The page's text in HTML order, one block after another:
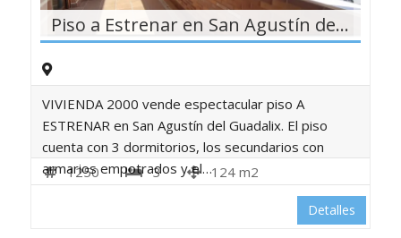
Piso a Estrenar en San Agustín del Guadalix
VIVIENDA 2000 vende espectacular piso A
ESTRENAR en San Agustín del Guadalix. El piso
cuenta con 3 dormitorios, los secundarios con
armarios empotrados y el…
1250 3 124 m2
Detalles